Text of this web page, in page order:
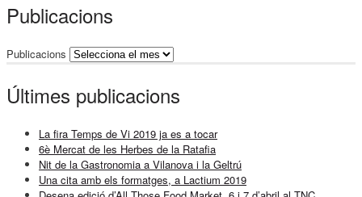
Publicacions
Publicacions
Últimes publicacions
La fira Temps de Vi 2019 ja es a tocar
6è Mercat de les Herbes de la Ratafia
Nit de la Gastronomia a Vilanova i la Geltrú
Una cita amb els formatges, a Lactium 2019